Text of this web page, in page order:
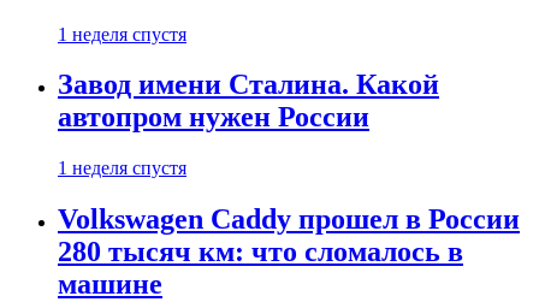
1 неделя спустя
Завод имени Сталина. Какой
автопром нужен России
1 неделя спустя
Volkswagen Caddy прошел в России
280 тысяч км: что сломалось в
машине